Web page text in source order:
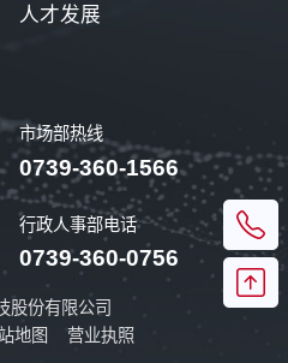
市场部热线
0739-360-1566
行政人事部电话
0739-360-0756
人才发展
股份有限公司
地图 营业执照